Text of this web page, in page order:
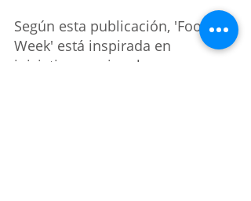
Según esta publicación, 'Foodie
Week' está inspirada en
iniciativas nacionales e